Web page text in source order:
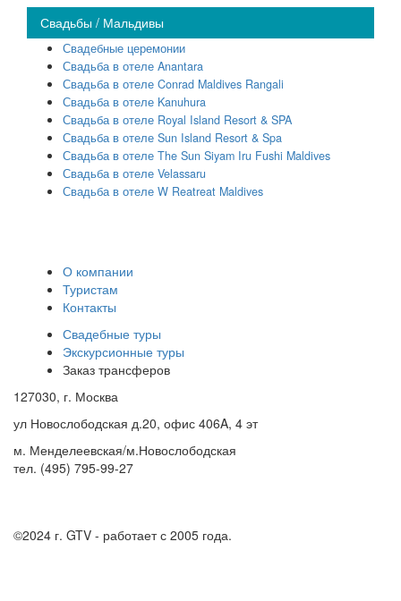
Свадьбы / Мальдивы
Свадебные церемонии
Свадьба в отеле Anantara
Свадьба в отеле Conrad Maldives Rangali
Свадьба в отеле Kanuhura
Свадьба в отеле Royal Island Resort & SPA
Свадьба в отеле Sun Island Resort & Spa
Свадьба в отеле The Sun Siyam Iru Fushi Maldives
Свадьба в отеле Velassaru
Свадьба в отеле W Reatreat Maldives
О компании
Туристам
Контакты
Свадебные туры
Экскурсионные туры
Заказ трансферов
127030, г. Москва
ул Новослободская д.20, офис 406A, 4 эт
м. Менделеевская/м.Новослободская
тел. (495) 795-99-27
©2024 г. GTV - работает с 2005 года.